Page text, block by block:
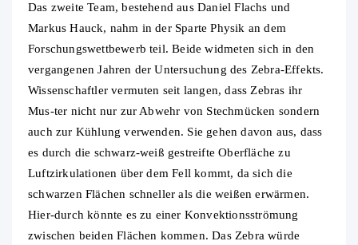
Das zweite Team, bestehend aus Daniel Flachs und
Markus Hauck, nahm in der Sparte Physik an dem
Forschungswettbewerb teil. Beide widmeten sich in den
vergangenen Jahren der Untersuchung des Zebra-Effekts.
Wissenschaftler vermuten seit langen, dass Zebras ihr
Mus-ter nicht nur zur Abwehr von Stechmücken sondern
auch zur Kühlung verwenden. Sie gehen davon aus, dass
es durch die schwarz-weiß gestreifte Oberfläche zu
Luftzirkulationen über dem Fell kommt, da sich die
schwarzen Flächen schneller als die weißen erwärmen.
Hier-durch könnte es zu einer Konvektionsströmung
zwischen beiden Flächen kommen. Das Zebra würde